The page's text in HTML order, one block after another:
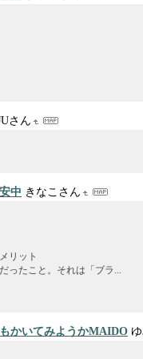
さん
中 きなこさん
リット
ったこと。それは「ブラ...
かいてみようかMAIDO